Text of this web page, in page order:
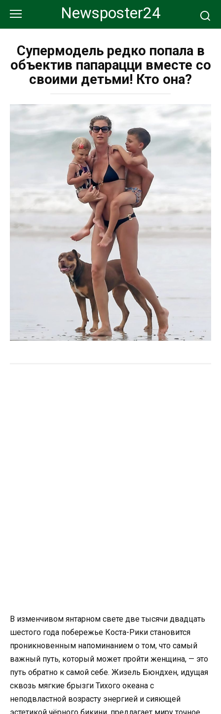
контенту
Newsposter24
Супермодель редко попала в
объектив папарацци вместе со
своими детьми! Кто она?
В изменчивом янтарном свете две тысячи двадцать
шестого года побережье Коста-Рики становится
проникновенным напоминанием о том, что самый
важный путь, который может пройти женщина, — это
путь обратно к самой себе. Жизель Бюндхен, идущая
сквозь мягкие брызги Тихого океана с
неподвластной возрасту энергией и сияющей
эстетикой чёрного бикини, предлагает миру точное